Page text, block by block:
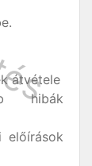
átvétele
hibák
előírások